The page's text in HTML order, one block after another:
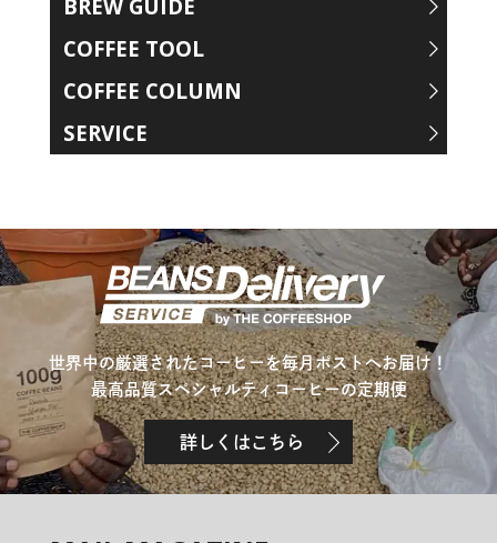
BREW GUIDE
COFFEE TOOL
COFFEE COLUMN
SERVICE
世界中の厳選されたコーヒーを毎月ポストへお届け！
最高品質スペシャルティコーヒーの定期便
詳しくはこちら